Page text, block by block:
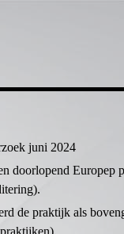
juni 2024
doorlopend Europep
de praktijk als